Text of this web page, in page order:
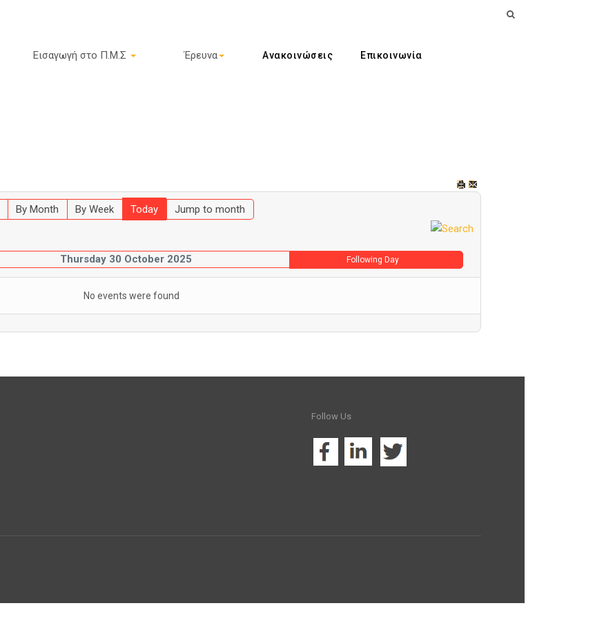
Εισαγωγή στο Π.Μ.Σ Έρευνα Ανακοινώσεις Επικοινωνία
By Month By Week Today Jump to month
Thursday 30 October 2025 Following Day
No events were found
Follow Us